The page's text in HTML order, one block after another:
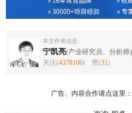
本文作者信息
宁凯亮(产业研究员、分析师)
关注(4378106) 赞(31)
广告、内容合作请点这里：